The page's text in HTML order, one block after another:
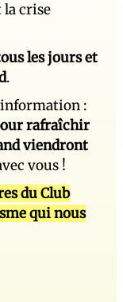
la crise
les jours et
.
:
rafraîchir
viendront
vous !
du Club
qui nous